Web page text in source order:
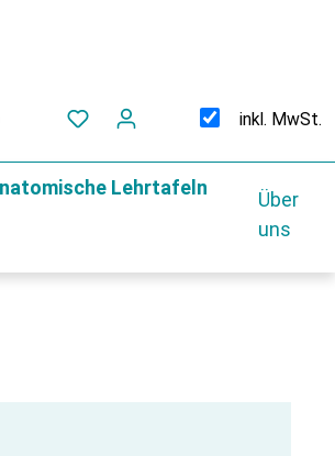
inkl. MwSt.
Lehrtafeln
Über
uns